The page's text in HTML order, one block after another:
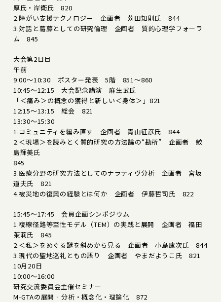
厚氏・岸衛氏 820
2.障がい支援テクノロジー 企画者 苅田知則氏 844
3.対話と葛藤としての研究倫理 企画者 質的心理学フォーラ
ム 845
大会第2日目
午前
9:00～10:30 ポスター発表 5階 851～860
10:45～12:15 大会記念講演 麻生武氏
「＜痛み＞の概念の獲得と新しい＜身体＞」821
12:15～13:15 総会 821
13:30～15:30
1.コミュニティを編み直す 企画者 青山征彦氏 844
2.＜現場＞を読みとく質的研究の方法論の“勘所” 企画者 鮫
島輝美氏
845
3.医療分野の研究方法としてのナラティヴ分析 企画者 宮坂
道夫氏 821
4.被災地の復興の経験とは何か 企画者 伊藤哲司氏 822
15:45～17:45 会員企画シンポジウム
1.複線径路等至性モデル（TEM）の実践と展開 企画者 福田
茉莉氏 845
2.＜私＞をめぐる謎を斜めから見る 企画者 小島康次氏 844
3.現代の聖地巡礼ともの語り 企画者 やまだようこ氏 821
10月20日
10:00～16:00
研究交流委員会主催セミナー
M-GTAの展開‐分析・概念化・理論化 872